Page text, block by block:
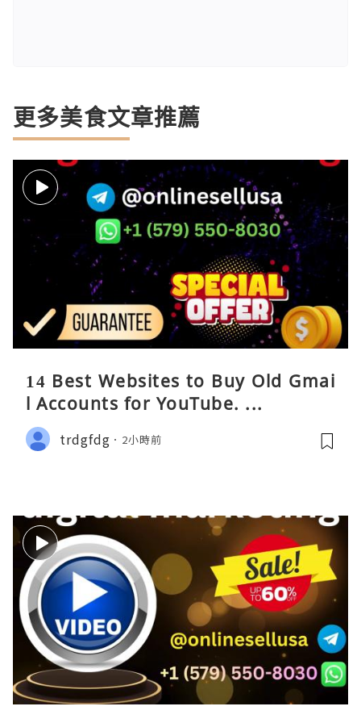
更多美食文章推薦
14 Best Websites to Buy Old Gmai
l Accounts for YouTube. ...
trdgfdg 2小時前